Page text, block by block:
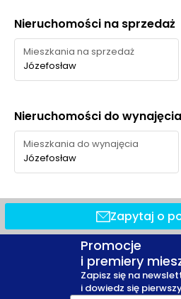
Nieruchomości na sprzedaż
Mieszkania na sprzedaż
Józefosław
Nieruchomości do wynajęcia
Mieszkania do wynajęcia
Józefosław
Zapytaj o
Promocje
i premiery
Zapisz się na
i dowiedz się